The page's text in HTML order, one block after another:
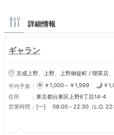
詳細情報
ギャラン
京成上野、上野、上野御徒町 / 喫茶店
平均予算
￥1,000～￥1,999
￥
住所
東京都台東区上野6丁目14-4
営業時間
[一] 08:00 - 22:30（L.O.
22:30（L.O. 22:00） [五]
08:00 - 22:30（L.O. 22:00